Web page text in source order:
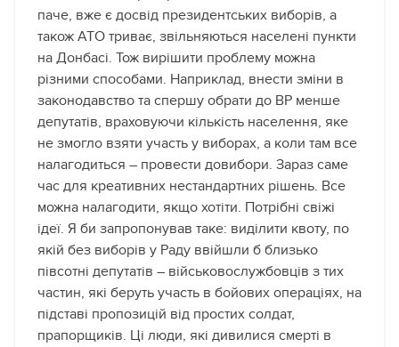
паче, вже є досвід президентських виборів, а
також АТО триває, звільняються населені пункти
на Донбасі. Тож вирішити проблему можна
різними способами. Наприклад, внести зміни в
законодавство та спершу обрати до ВР менше
депутатів, враховуючи кількість населення, яке
не змогло взяти участь у виборах, а коли там все
налагодиться – провести довибори. Зараз саме
час для креативних нестандартних рішень. Все
можна налагодити, якщо хотіти. Потрібні свіжі
ідеї. Я би запропонував таке: виділити квоту, по
якій без виборів у Раду ввійшли б близько
півсотні депутатів – військовослужбовців з тих
частин, які беруть участь в бойових операціях, на
підставі пропозицій від простих солдат,
прапорщиків. Ці люди, які дивилися смерті в